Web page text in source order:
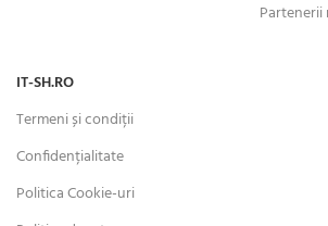
Partenerii
IT-SH.RO
Termeni și condiții
Confidențialitate
Politica Cookie-uri